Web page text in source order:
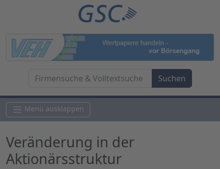
Menü ausklappen
Veränderung in der
Aktionärsstruktur